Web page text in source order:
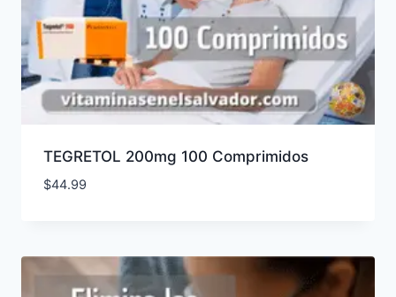
TEGRETOL 200mg 100 Comprimidos
$44.99